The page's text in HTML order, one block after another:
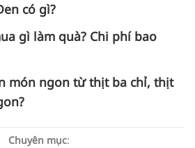
có gì?
gì làm quà? Chi phí bao
món ngon từ thịt ba chỉ, thịt
Chuyên mục: